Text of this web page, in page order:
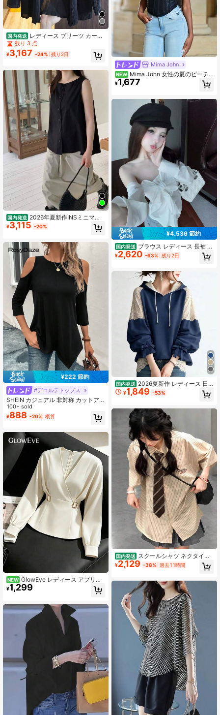
国内発送 レディース プリーツ カーデ
ィガン ジャケット 羽織り 長袖 襟付
き ショールカラー 無地 体型カバー
着痩せ 縦ライン 痩せ見え ゆったり
勤 お呼ばれ 上品 きれいめ 大人 モー
ド シワになりにくい 軽い 持ち運び
春 秋 冬 ブラック フォーマル セレモ
ニー 40代 50代 60代 ミセス 冷房対
策 紫外線対策 落ち感 とろみ素材 シ
ンプル ベーシック 万能アイテム 細
見え 骨格ストレート 骨格ウェーブ
骨格ナチュラル 全骨格対応 高見え
エレガント 洗える
残り 3 点
¥3,167 -24% 残り2日
国内発送 2026年夏新作INSミニマリ
ストスタイルラウンドネックシング
ルボタンノースリーブベスト、普段
¥3,115 -20%
¥222 節約
#デコルテトップス
SHEIN カジュアル 非対称 カットア
ウト プレーン レディースTシャツ
100+ sold
¥888 -20% 概算
NEW GlowEve レディース アプリコ
ット Vネック メタルバックル ウエス
トシェイプ ブラウス エレガント バ
ル メーデー 誕生日プレゼント デー
ト パーティー フォーマルシーン フ
ォーマル 教師 高見え 旅行 バカンス
ストリートスタイル 春 夏 秋
¥1,299
Mima John
NEW Mima John 女性の夏のビーチ
バケーション エレガントなエラステ
ィックレースブラカップトップ、コ
フォーマンスコスチューム ミュージ
ックフェスティバル クラブ セクシー
トップ、バレンタインデー
¥1,677
¥4,536 節約
国内発送 ブラウス レディース 長袖 オ
フショルダー ワンショルダー リボン
アシンメトリー アシメ トップス き
ニン デコルテ 華奢見え 着痩せ 体型
カバー 無地 フロントボタン 韓国フ
ァッション 地雷系 量産型 ガーリー
お出かけ デート 女子会 二次会 パー
ティー 20代 30代 40代 春 秋 冬 ブラ
ック 黒 カジュアル エレガント 上品
細見え 鎖骨見せ 肩出し 肩あき 伸縮
性 スリム フィット 柔らかい ボート
ネック 清楚系 あざと可愛い オフィ
ス フォーマル インナー 重ね着 シン
プル ベーシック
¥2,620 -63% 残り2日
国内発送 2026夏新作 レディース 日
系パーカーシャツ パーカー襟 レース
切り替えデザイン 半袖ブラウス ゆっ
ー 清楚可愛い カジュアル きれいめ
通勤 デート 夏ファッション 着回し
万能トップス
¥1,849 -53%
国内発送 スクールシャツ ネクタイ付
き レディース 半袖 ストライプ リラ
ックス ユニフォーム風 ブラウス レ
着やせ 通学 通勤 おしゃれ かわいい
体型カバー 森ガール 学生 スクール
風シャツ 事務服
¥2,129 -38% 過去11時間